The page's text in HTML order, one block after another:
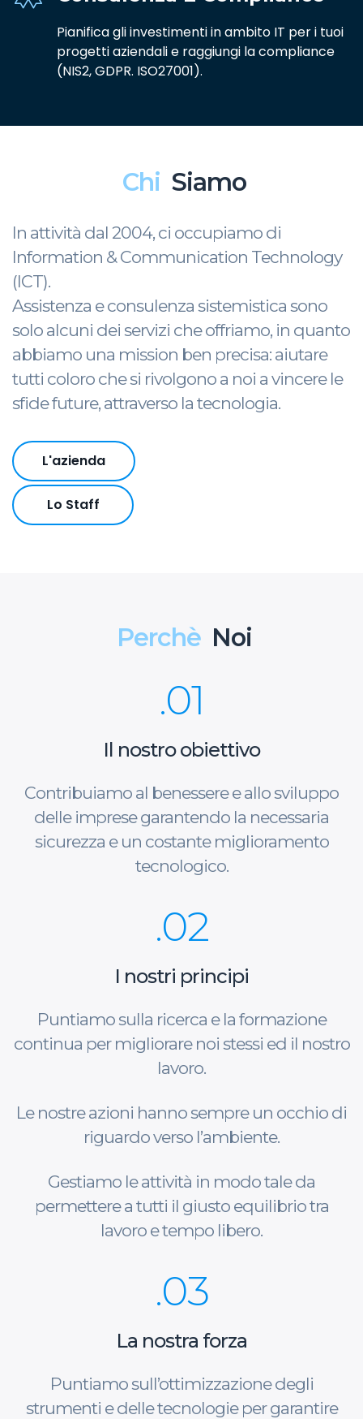
Pianifica gli investimenti in ambito IT per i tuoi
progetti aziendali e raggiungi la compliance
(NIS2, GDPR. ISO27001).
Chi Siamo
In attività dal 2004, ci occupiamo di
Information & Communication Technology
(ICT).
Assistenza e consulenza sistemistica sono
solo alcuni dei servizi che offriamo, in quanto
abbiamo una mission ben precisa: aiutare
tutti coloro che si rivolgono a noi a vincere le
sfide future, attraverso la tecnologia.
L'azienda
Lo Staff
Perchè Noi
.01
Il nostro obiettivo
Contribuiamo al benessere e allo sviluppo
delle imprese garantendo la necessaria
sicurezza e un costante miglioramento
tecnologico.
.02
I nostri principi
Puntiamo sulla ricerca e la formazione
continua per migliorare noi stessi ed il nostro
lavoro.
Le nostre azioni hanno sempre un occhio di
riguardo verso l’ambiente.
Gestiamo le attività in modo tale da
permettere a tutti il giusto equilibrio tra
lavoro e tempo libero.
.03
La nostra forza
Puntiamo sull’ottimizzazione degli
strumenti e delle tecnologie per garantire